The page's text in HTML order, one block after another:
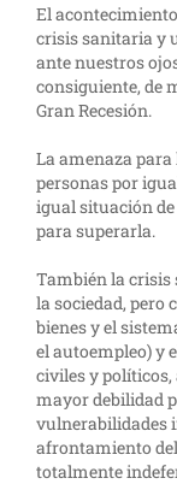
El
crisis sanitaria y
ante nuestros
consiguiente, de
Gran Recesión.
La amenaza
personas por
igual situación
para superarla.
También la crisis
la sociedad, pero
bienes y el
el autoempleo) y
civiles y
mayor debilidad
vulnerabilidades
afrontamiento
totalmente